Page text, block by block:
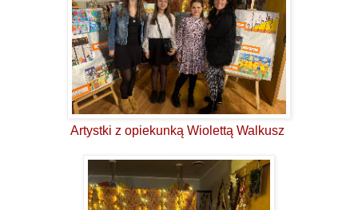
Artystki z opiekunką Wiolettą Walkusz